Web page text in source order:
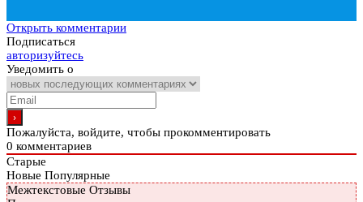
Открыть комментарии
Подписаться
авторизуйтесь
Уведомить о
Пожалуйста, войдите, чтобы прокомментировать
0 комментариев
Старые
Новые Популярные
Межтекстовые Отзывы